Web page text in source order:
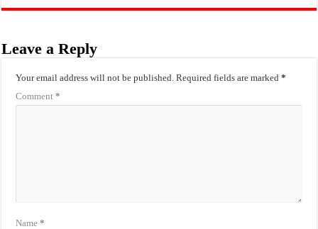
Leave a Reply
Your email address will not be published. Required fields are marked*
Comment*
Name*